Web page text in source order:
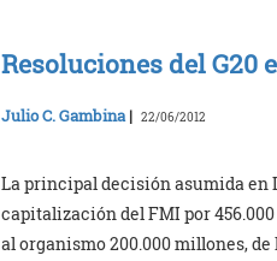
Resoluciones del G20
Julio C. Gambina| 22/06/2012
La principal decisión asumida en
capitalización del FMI por
al organismo 200.000 millones,